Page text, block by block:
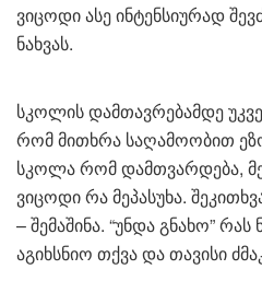
ვიცოდი ასე ინტენსიურად
ნახვას.
სკოლის დამთავრებამდე
რომ მითხრა საღამოობით
სკოლა რომ დამთვარდება,
ვიცოდი რა მეპასუხა.
– შემაშინა. “უნდა გნახო” რას
აგიხსნიო თქვა და თავისი